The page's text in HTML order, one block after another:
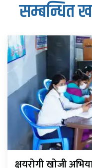
सम्बन्धित
क्षयरोगी खोजी